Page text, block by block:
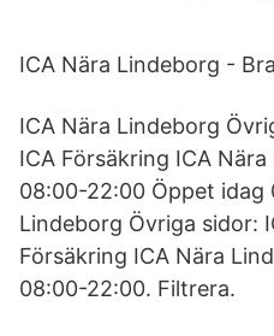
ICA Nära Lindeborg -
ICA Nära Lindeborg
ICA Försäkring ICA
08:00-22:00 Öppet idag
Lindeborg Övriga sidor:
Försäkring ICA Nära
08:00-22:00. Filtrera.